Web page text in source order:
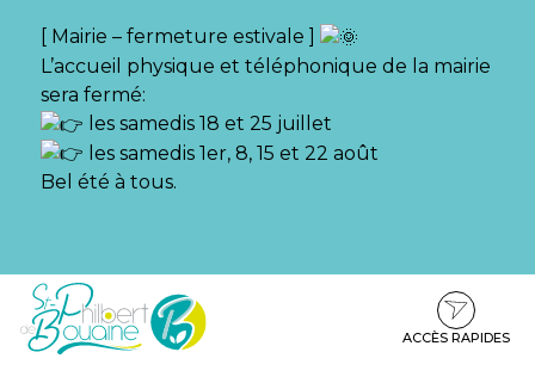
[ Mairie – fermeture estivale ]
L’accueil physique et téléphonique de la mairie
sera fermé:
les samedis 18 et 25 juillet
les samedis 1er, 8, 15 et 22 août
Bel été à tous.
Aller
Aller
contenu
Aller
pied
ACCÈS RAPIDES